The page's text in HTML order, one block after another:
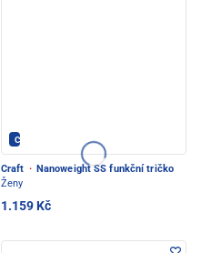
CRAFT - PEC POD SNĚŽKOU
Craft · Nanoweight SS funkční tričko
Ženy
1.159 Kč